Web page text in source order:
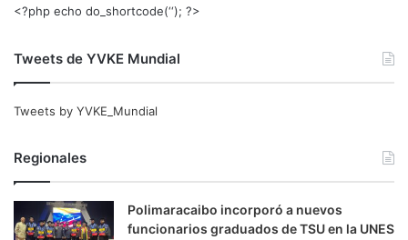
<?php echo do_shortcode(‘‘); ?>
Tweets de YVKE Mundial
Tweets by YVKE_Mundial
Regionales
Polimaracaibo incorporó a nuevos
funcionarios graduados de TSU en la UNES